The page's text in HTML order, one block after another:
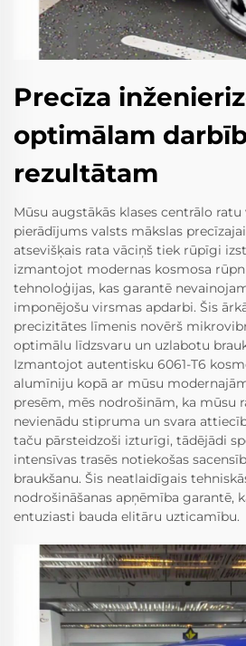
Precīza
optimālam
rezultātam
Mūsu augstākās klases centrālo
pierādījums valsts mākslas
atsevišķais rata vāciņš tiek rūpīgi
izmantojot modernas kosmosa
tehnoloģijas, kas garantē
imponējošu virsmas apdarbi. Šis
precizitātes līmenis novērš
optimālu līdzsvaru un uzlabotu
Izmantojot autentisku 6061-T6
alumīniju kopā ar mūsu
presēm, mēs nodrošinām, ka mūsu
nevienādu stipruma un svara
taču pārsteidzoši izturīgi, tādējādi
intensīvas trasēs notiekošas
braukšanu. Šis neatlaidīgais
nodrošināšanas apņēmība garantē,
entuziasti bauda elitāru uzticamību.